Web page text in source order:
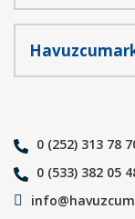
0 (252) 313 78
0 (533) 382 05